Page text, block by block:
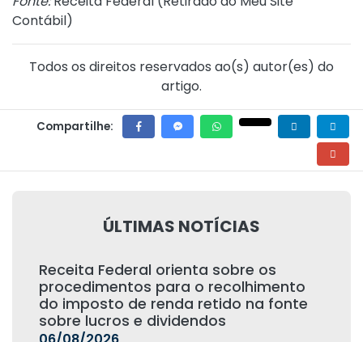
Contábil)
Todos os direitos reservados ao(s) autor(es) do
artigo.
Compartilhe:
ÚLTIMAS NOTÍCIAS
Receita Federal orienta sobre os
procedimentos para o recolhimento
do imposto de renda retido na fonte
sobre lucros e dividendos